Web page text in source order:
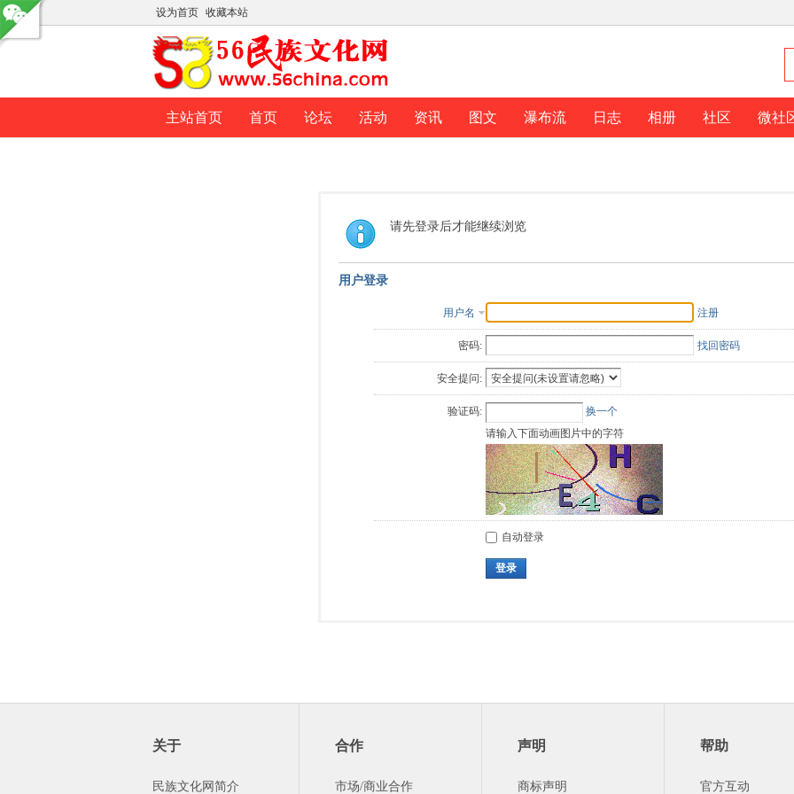
设为首页 收藏本站
主站首页 首页 论坛 活动 资讯 图文 瀑布流 日志 相册 社区 微社
请先登录后才能继续浏览
用户登录
用户名 注册
密码: 找回密码
安全提问:
验证码:
换一个
请输入下面动画图片中的字符
自动登录
登录
关于
民族文化网简介
合作
市场/商业合作
声明
商标声明
帮助
官方互动